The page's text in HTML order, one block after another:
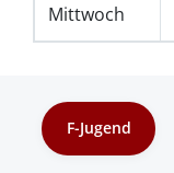
Mittwoch
F-Jugend